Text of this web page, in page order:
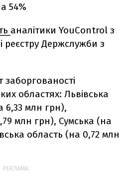
54%
аналітики YouControl з
Держслужби з
областях: Львівська
6,33 млн грн),
млн грн), Сумська (на
область (на 0,72 млн
РЕКЛАМА: